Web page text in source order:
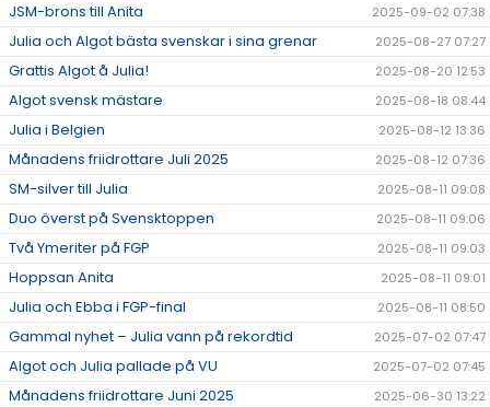
JSM-brons till Anita 2025-09-02 07:38
Julia och Algot bästa svenskar i sina grenar 2025-08-27 07:27
Grattis Algot å Julia! 2025-08-20 12:53
Algot svensk mästare 2025-08-18 08:44
Julia i Belgien 2025-08-12 13:36
Månadens friidrottare Juli 2025 2025-08-12 07:36
SM-silver till Julia 2025-08-11 09:08
Duo överst på Svensktoppen 2025-08-11 09:06
Två Ymeriter på FGP 2025-08-11 09:03
Hoppsan Anita 2025-08-11 09:01
Julia och Ebba i FGP-final 2025-08-11 08:50
Gammal nyhet – Julia vann på rekordtid 2025-07-02 07:47
Algot och Julia pallade på VU 2025-07-02 07:45
Månadens friidrottare Juni 2025 2025-06-30 13:22